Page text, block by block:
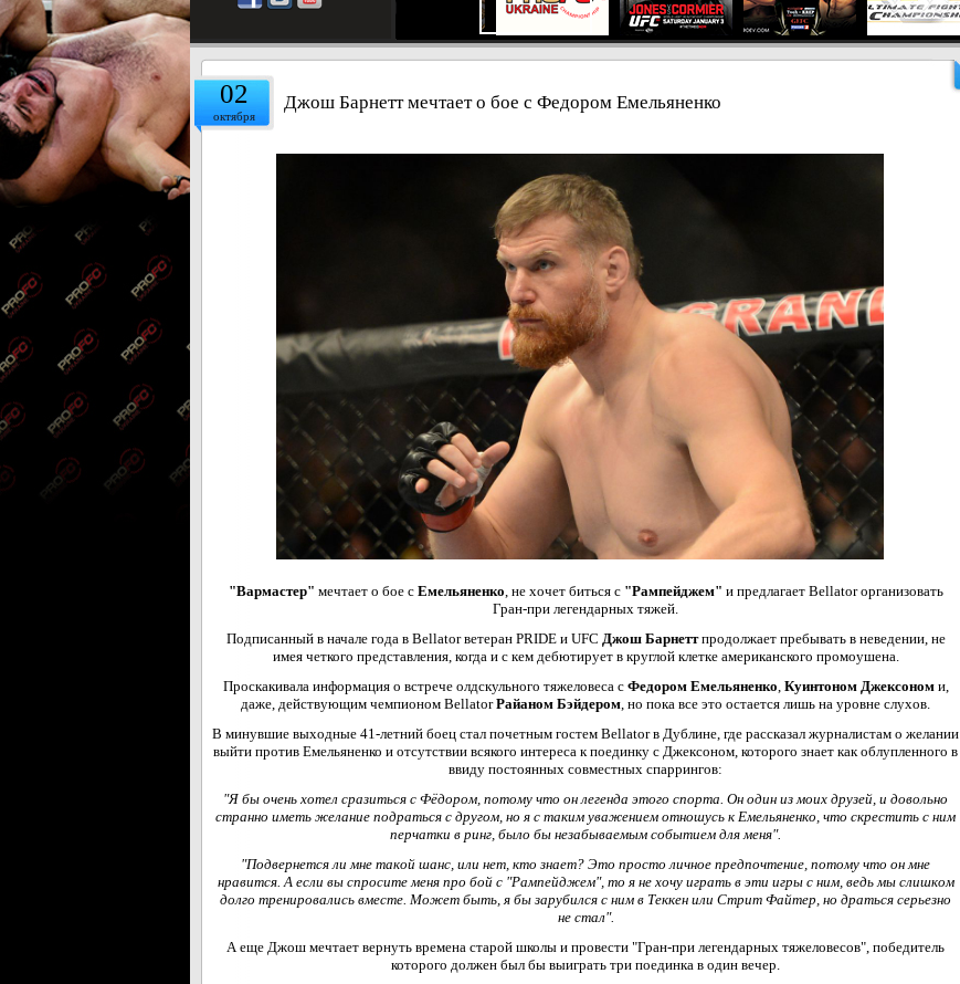
02
октября
Джош Барнетт мечтает о бое с Федором Емельяненко
"Вармастер" мечтает о бое с Емельяненко , не хочет биться с "Рампейджем" и предлагает Bellator организовать
Гран-при легендарных тяжей.
Подписанный в начале года в Bellator ветеран PRIDE и UFC Джош Барнеттпродолжает пребывать в неведении, не
имея четкого представления, когда и с кем дебютирует в круглой клетке американского промоушена.
Проскакивала информация о встрече олдскульного тяжеловеса с Федором Емельяненко Куинтоном Джексономи,
даже, действующим чемпионом BellatorРайаном Бэйдером , но пока все это остается лишь на уровне слухов.
В минувшие выходные 41-летний боец стал почетным гостем Bellator в Дублине, где рассказал журналистам о желании
выйти против Емельяненко и отсутствии всякого интереса к поединку с Джексоном, которого знает как облупленного в
ввиду постоянных совместных спаррингов:
"Я бы очень хотел сразиться с Фёдором, потому что он легенда этого спорта. Он один из моих друзей, и довольно
странно иметь желание подраться с другом, но я с таким уважением отношусь к Емельяненко, что скрестить с ним
перчатки в ринг, было бы незабываемым событием для меня".
"Подвернется ли мне такой шанс, или нет, кто знает? Это просто личное предпочтение, потому что он мне
нравится. А если вы спросите меня про бой с "Рампейджем", то я не хочу играть в эти игры с ним, ведь мы слишком
долго тренировались вместе. Может быть, я бы зарубился с ним в Теккен или Стрит Файтер, но драться серьезно
не стал".
А еще Джош мечтает вернуть времена старой школы и провести "Гран-при легендарных тяжеловесов", победитель
которого должен был бы выиграть три поединка в один вечер.